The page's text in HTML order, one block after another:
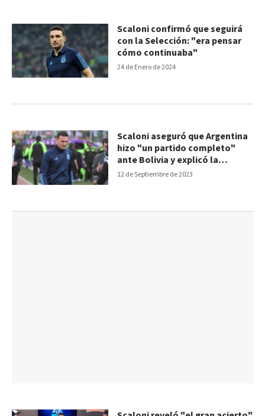
24 de Enero de 2024
Scaloni confirmó que seguirá
con la Selección: "era pensar
cómo continuaba"
12 de Septiembre de 2023
Scaloni aseguró que Argentina
hizo "un partido completo"
ante Bolivia y explicó la
ausencia de Messi